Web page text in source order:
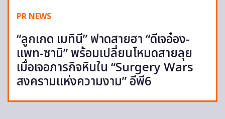
PR NEWS
“ลูกเกด เมทินี” ฟาดสายฮา “ดีเจอ๋อง-
แพท-ซานิ” พร้อมเปลี่ยนโหมดสายลุย
เมื่อเจอภารกิจหินใน “Surgery Wars
สงครามแห่งความงาม” อีพี6